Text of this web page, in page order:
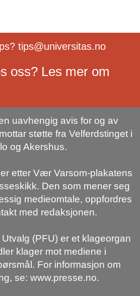
tips@universitas.no
oss? Les mer om
uavhengig avis for og av
støtte fra Velferdstinget i
og Akershus.
etter Vær Varsom-plakatens
Den som mener seg
medieomtale, oppfordres
med redaksjonen.
(PFU) er et klageorgan
klager mot mediene i
For informasjon om
se: www.presse.no.